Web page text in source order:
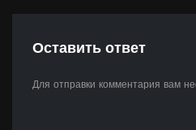
Оставить ответ
Для отправки комментария вам